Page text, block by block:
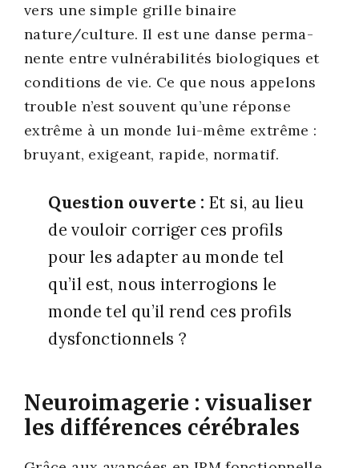
vers une simple grille binaire
nature/culture. Il est une danse per­ma­
nente entre vul­né­ra­bi­li­tés bio­lo­giques et
condi­tions de vie. Ce que nous appe­lons
trouble n’est sou­vent qu’une réponse
extrême à un monde lui-même extrême :
bruyant, exi­geant, rapide, nor­ma­tif.
Ques­tion ouverte : Et si, au lieu
de vou­loir cor­ri­ger ces pro­fils
pour les adap­ter au monde tel
qu’il est, nous inter­ro­gions le
monde tel qu’il rend ces pro­fils
dys­fonc­tion­nels ?
Neuroimagerie : visualiser
les différences cérébrales